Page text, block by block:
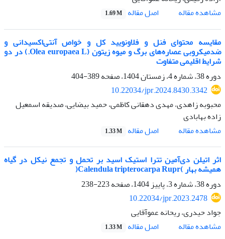
مشاهده مقاله
اصل مقاله 1.69 M
مقایسه محتوای فنل و فلاونویید کل و خواص آنتی‌اکسیدانی و
ضدمیکروبی عصاره‌های برگ و میوه زیتون (Olea europaea L.) در دو
شرایط اقلیمی متفاوت
دوره 38، شماره 4، زمستان 1404، صفحه
389-404
10.22034/jpr.2024.8430.3342
محبوبه زاهدی، مهدی دهقانی کاظمی، حمید بیضایی، صدیقه اسمعیل
زاده بهابادی
مشاهده مقاله
اصل مقاله 1.33 M
اثر اتیلن دی‌آمین تترا استیک اسید بر تحمل و تجمع نیکل در گیاه
همیشه بهار )Calendula tripterocarpa Rupr(
دوره 38، شماره 3، پاییز 1404، صفحه
223-238
10.22034/jpr.2023.2478
جواد حیدری، ریحانه عموآقایی
مشاهده مقاله
اصل مقاله 1.33 M